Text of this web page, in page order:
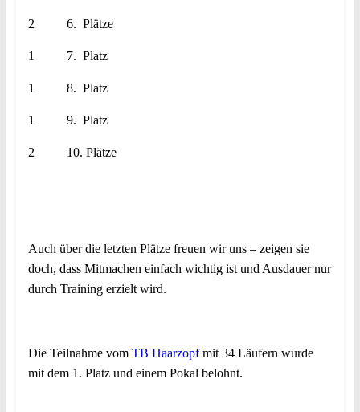
2 6. Plätze
1 7. Platz
1 8. Platz
1 9. Platz
2 10. Plätze
Auch über die letzten Plätze freuen wir uns – zeigen sie
doch, dass Mitmachen einfach wichtig ist und Ausdauer nur
durch Training erzielt wird.
Die Teilnahme vom TB Haarzopfmit 34 Läufern wurde
mit dem 1. Platz und einem Pokal belohnt.